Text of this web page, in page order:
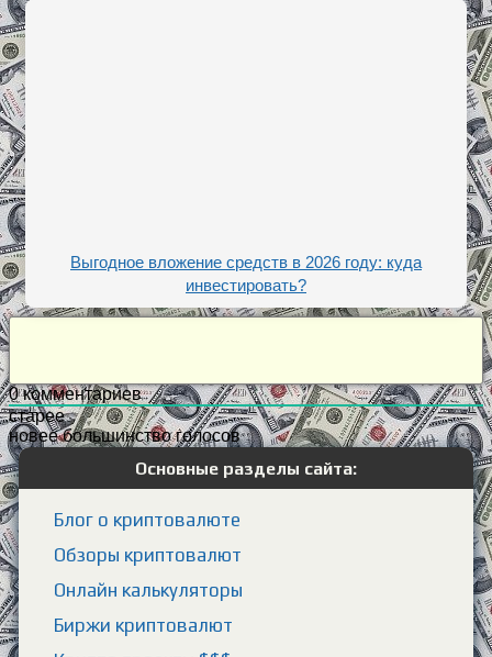
Выгодное вложение средств в 2026 году: куда
инвестировать?
0комментариев
старее
новее большинство голосов
Основные разделы сайта:
Блог о криптовалюте
Обзоры криптовалют
Онлайн калькуляторы
Биржи криптовалют